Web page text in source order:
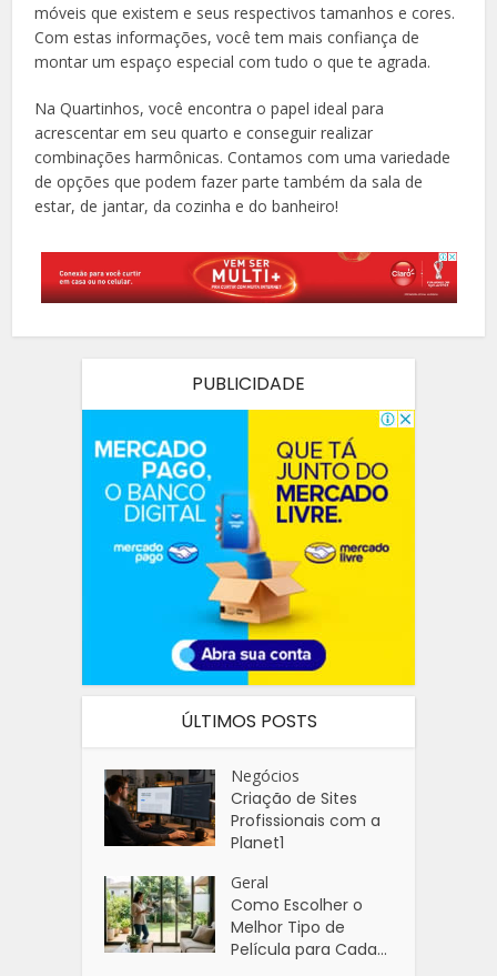
móveis que existem e seus respectivos tamanhos e cores.
Com estas informações, você tem mais confiança de
montar um espaço especial com tudo o que te agrada.
Na Quartinhos, você encontra o papel ideal para
acrescentar em seu quarto e conseguir realizar
combinações harmônicas. Contamos com uma variedade
de opções que podem fazer parte também da sala de
estar, de jantar, da cozinha e do banheiro!
PUBLICIDADE
ÚLTIMOS POSTS
Negócios
Criação de Sites
Profissionais com a
Planet1
Geral
Como Escolher o
Melhor Tipo de
Película para Cada...